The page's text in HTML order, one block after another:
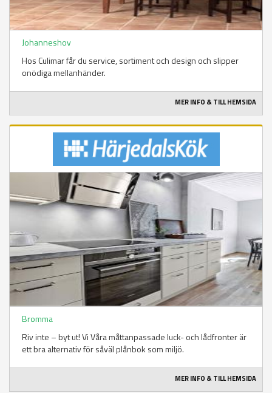
Johanneshov
Hos Culimar får du service, sortiment och design och slipper
onödiga mellanhänder.
MER INFO & TILL HEMSIDA
Bromma
Riv inte – byt ut! Vi Våra måttanpassade luck- och lådfronter är
ett bra alternativ för såväl plånbok som miljö.
MER INFO & TILL HEMSIDA